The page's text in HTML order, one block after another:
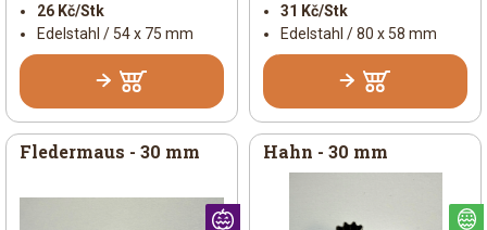
26 Kč/Stk
Edelstahl / 54 x 75 mm
31 Kč/Stk
Edelstahl / 80 x 58 mm
Fledermaus - 30 mm Hahn - 30 mm